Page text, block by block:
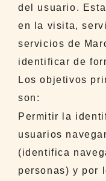
del usuario.
en la visita,
servicios de
identificar de
Los objetivos
son:
Permitir la
usuarios
(identifica
personas) y por